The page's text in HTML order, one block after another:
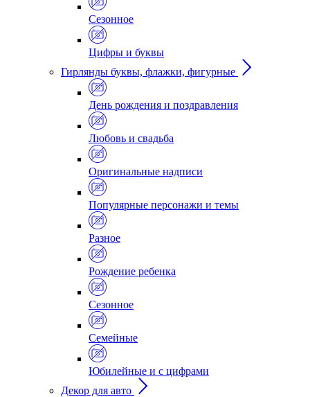
Сезонное
Цифры и буквы
Гирлянды буквы, флажки, фигурные
День рождения и поздравления
Любовь и свадьба
Оригинальные надписи
Популярные персонажи и темы
Разное
Рождение ребенка
Сезонное
Семейные
Юбилейные и с цифрами
Декор для авто